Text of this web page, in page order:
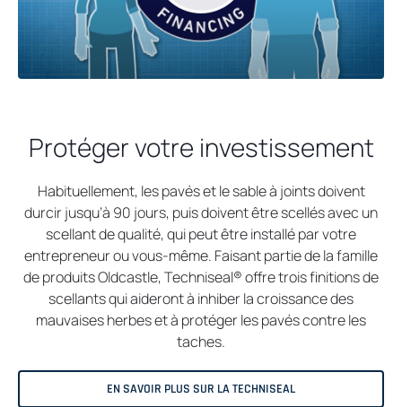
Protéger votre investissement
Habituellement, les pavés et le sable à joints doivent
durcir jusqu’à 90 jours, puis doivent être scellés avec un
scellant de qualité, qui peut être installé par votre
entrepreneur ou vous-même. Faisant partie de la famille
de produits Oldcastle, Techniseal® offre trois finitions de
scellants qui aideront à inhiber la croissance des
mauvaises herbes et à protéger les pavés contre les
taches.
EN SAVOIR PLUS SUR LA TECHNISEAL